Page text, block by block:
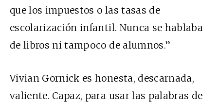
que los impuestos o las tasas de
escolarización infantil. Nunca se hablaba
de libros ni tampoco de alumnos.”
Vivian Gornick es honesta, descarnada,
valiente. Capaz, para usar las palabras de